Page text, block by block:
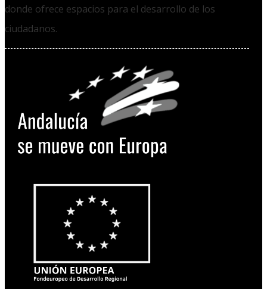
donde ofrece espacios para el desarrollo de los
ciudadanos.